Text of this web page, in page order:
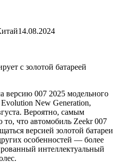
14.08.2024
с золотой батареей
версию 007 2025 модельного
New Generation,
Вероятно, самым
что автомобиль Zeekr 007
версией золотой батареи
особенностей — более
интеллектуальный